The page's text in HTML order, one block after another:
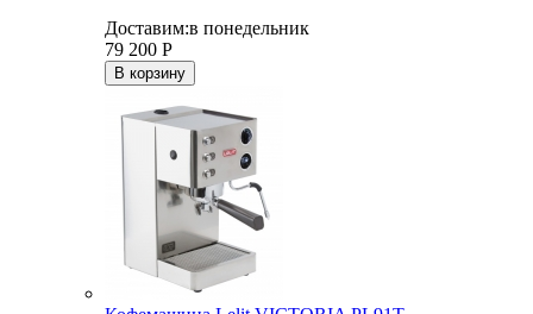
Доставим:в понедельник
79 200 Р
В корзину